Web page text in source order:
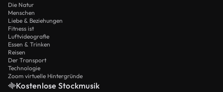
Die Natur
Menschen
Liebe & Beziehungen
Fitness ist
Luftvideografie
Essen & Trinken
Reisen
Der Transport
Technologie
Zoom virtuelle Hintergründe
Kostenlose Stockmusik